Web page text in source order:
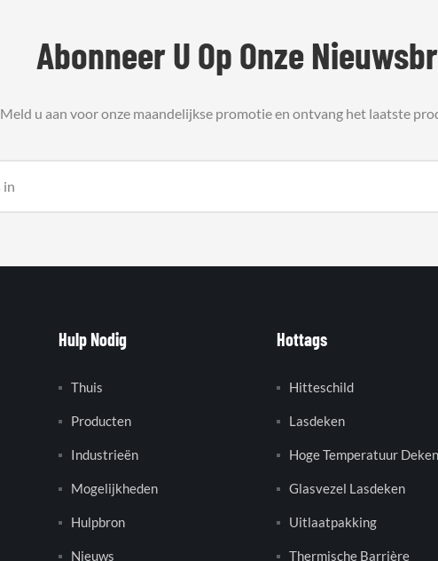
Abonneer U Op Onze
Meld u aan voor onze maandelijkse promotie en ontvang het laatste
Hulp Nodig
Thuis
Producten
Industrieën
Mogelijkheden
Hulpbron
Nieuws
Hottags
Hitteschild
Lasdeken
Hoge Temperatuur Deken
Glasvezel Lasdeken
Uitlaatpakking
Thermische Barrière